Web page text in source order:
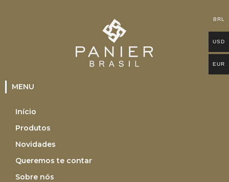
MENU
Início
Produtos
Novidades
Queremos te contar
Sobre nós
BRL
USD
EUR